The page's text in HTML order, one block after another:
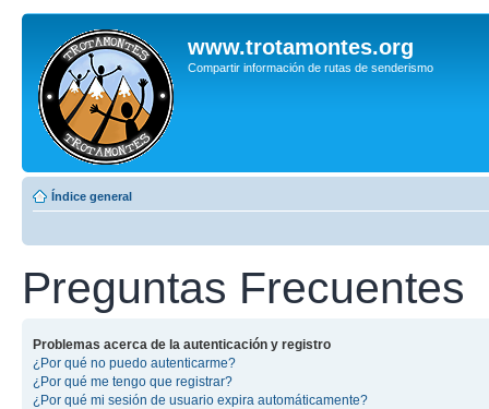
www.trotamontes.org
Compartir información de rutas de senderismo
Índice general
Preguntas Frecuentes
Problemas acerca de la autenticación y registro
¿Por qué no puedo autenticarme?
¿Por qué me tengo que registrar?
¿Por qué mi sesión de usuario expira automáticamente?